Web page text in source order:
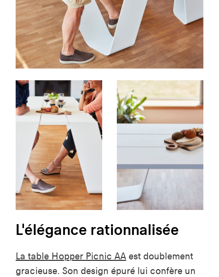
L'élégance rationnalisée
La table Hopper Picnic AA est doublement
gracieuse. Son design épuré lui confère un